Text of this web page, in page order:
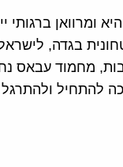
ומרוואן ברגותי
בגדה,
מחמוד עבאס
להתחיל ולהתרגל